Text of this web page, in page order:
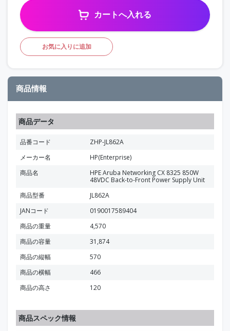
カートへ入れる
お気に入りに追加
商品情報
商品データ
品番コード
ZHP-JL862A
メーカー名
HP(Enterprise)
商品名
HPE Aruba Networking CX 8325 850W
48VDC Back-to-Front Power Supply Unit
商品型番
JL862A
JANコード
0190017589404
商品の重量
4,570
商品の容量
31,874
商品の縦幅
570
商品の横幅
466
商品の高さ
120
商品スペック情報